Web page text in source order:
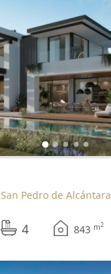
San Pedro de Alcántara
4 843 m2